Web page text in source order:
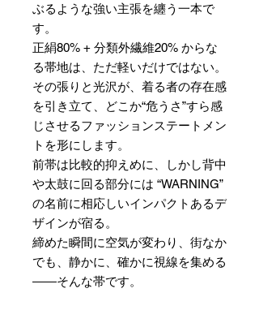
ぶるような強い主張を纏う一本で
す。
正絹80% + 分類外繊維20% からな
る帯地は、ただ軽いだけではない。
その張りと光沢が、着る者の存在感
を引き立て、どこか“危うさ”すら感
じさせるファッションステートメン
トを形にします。
前帯は比較的抑えめに、しかし背中
や太鼓に回る部分には “WARNING”
の名前に相応しいインパクトあるデ
ザインが宿る。
締めた瞬間に空気が変わり、街なか
でも、静かに、確かに視線を集める
――そんな帯です。